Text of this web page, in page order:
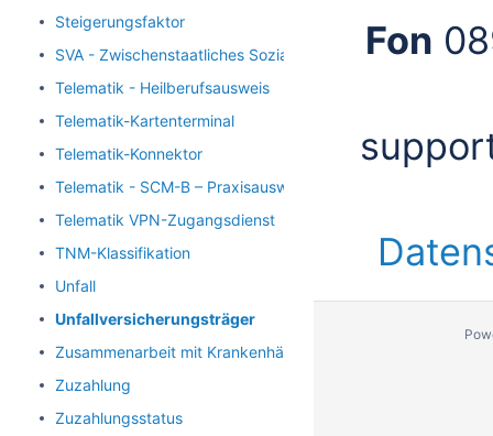
Steigerungsfaktor
SVA - Zwischenstaatliches Sozialversicherungsabkommen
Telematik - Heilberufsausweis
Telematik-Kartenterminal
Telematik-Konnektor
Telematik - SCM-B – Praxisausweis
Telematik VPN-Zugangsdienst
TNM-Klassifikation
Unfall
Unfallversicherungsträger
Zusammenarbeit mit Krankenhäusern
Zuzahlung
Zuzahlungsstatus
Fon